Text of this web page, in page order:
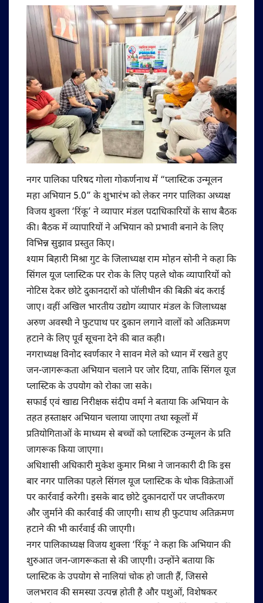
नगर पालिका परिषद गोला गोकर्णनाथ में “प्लास्टिक उन्मूलन
महा अभियान 5.0” के शुभारंभ को लेकर नगर पालिका अध्यक्ष
विजय शुक्ला ‘रिंकू’ ने व्यापार मंडल पदाधिकारियों के साथ बैठक
की। बैठक में व्यापारियों ने अभियान को प्रभावी बनाने के लिए
विभिन्न सुझाव प्रस्तुत किए।
श्याम बिहारी मिश्रा गुट के जिलाध्यक्ष राम मोहन सोनी ने कहा कि
सिंगल यूज प्लास्टिक पर रोक के लिए पहले थोक व्यापारियों को
नोटिस देकर छोटे दुकानदारों को पॉलीथीन की बिक्री बंद कराई
जाए। वहीं अखिल भारतीय उद्योग व्यापार मंडल के जिलाध्यक्ष
अरुण अवस्थी ने फुटपाथ पर दुकान लगाने वालों को अतिक्रमण
हटाने के लिए पूर्व सूचना देने की बात कही।
नगराध्यक्ष विनोद स्वर्णकार ने सावन मेले को ध्यान में रखते हुए
जन-जागरूकता अभियान चलाने पर जोर दिया, ताकि सिंगल यूज
प्लास्टिक के उपयोग को रोका जा सके।
सफाई एवं खाद्य निरीक्षक संदीप वर्मा ने बताया कि अभियान के
तहत हस्ताक्षर अभियान चलाया जाएगा तथा स्कूलों में
प्रतियोगिताओं के माध्यम से बच्चों को प्लास्टिक उन्मूलन के प्रति
जागरूक किया जाएगा।
अधिशासी अधिकारी मुकेश कुमार मिश्रा ने जानकारी दी कि इस
बार नगर पालिका पहले सिंगल यूज प्लास्टिक के थोक विक्रेताओं
पर कार्रवाई करेगी। इसके बाद छोटे दुकानदारों पर जप्तीकरण
और जुर्माने की कार्रवाई की जाएगी। साथ ही फुटपाथ अतिक्रमण
हटाने की भी कार्रवाई की जाएगी।
नगर पालिकाध्यक्ष विजय शुक्ला ‘रिंकू’ ने कहा कि अभियान की
शुरुआत जन-जागरूकता से की जाएगी। उन्होंने बताया कि
प्लास्टिक के उपयोग से नालियां चोक हो जाती हैं, जिससे
जलभराव की समस्या उत्पन्न होती है और पशुओं, विशेषकर